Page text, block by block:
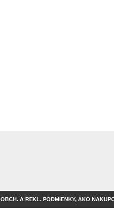
OBCH. A REKL. PODMIENKY, AKO